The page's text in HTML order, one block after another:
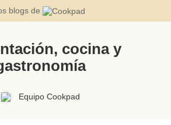
blogs de
cocina y
Equipo Cookpad